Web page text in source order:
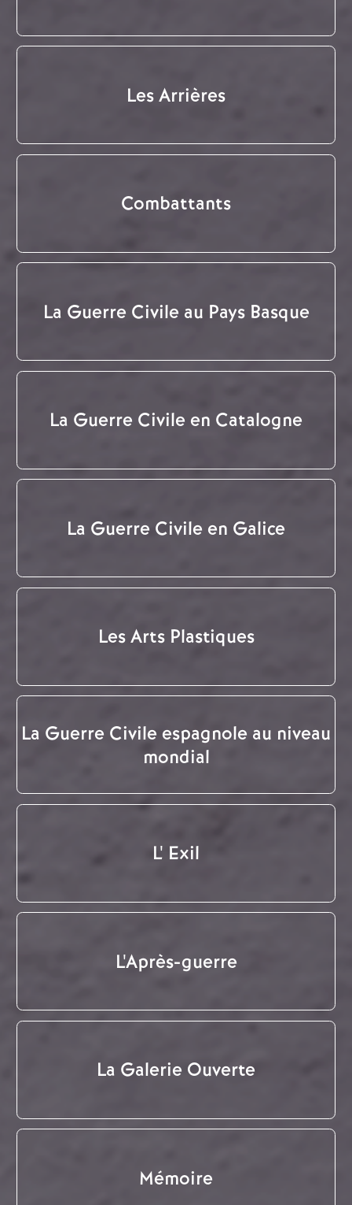
Les Arrières
Combattants
La Guerre Civile au Pays Basque
La Guerre Civile en Catalogne
La Guerre Civile en Galice
Les Arts Plastiques
La Guerre Civile espagnole au niveau
mondial
L' Exil
L'Après-guerre
La Galerie Ouverte
Mémoire